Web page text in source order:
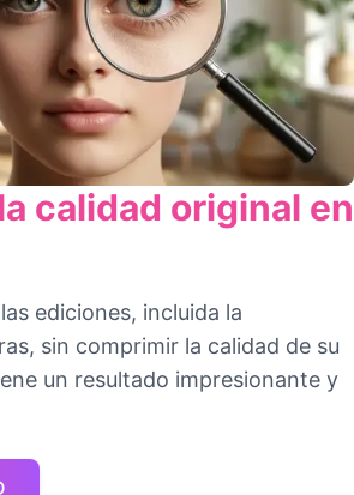
calidad original en
ediciones, incluida la
sin comprimir la calidad de su
un resultado impresionante y